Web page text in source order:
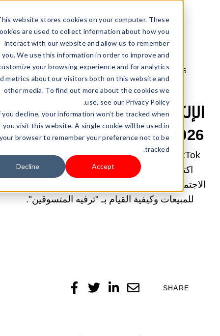
This website stores cookies on your computer. These
cookies are used to collect information about how you
interact with our website and allow us to remember
you. We use this information in order to improve and
customize your browsing experience and for analytics
and metrics about our visitors both on this website and
other media. To find out more about the cookies we
use, see our Privacy Policy.
If you decline, your information won’t be tracked when
you visit this website. A single cookie will be used in
your browser to remember your preference not to be
tracked.
Accept
Decline
03/02/2026 04:25:03 ص | ابدأ عملك الخاص
أفضل 14 منصة للتجارة
الاجتماعية في عام
(+ منشئو مواقع الويب)
TikTok، وIns، وFB، وPinterest، وReddit، وX...
اكتشف 14 خيارًا لمنصات التجارة الإلكترونية
للمبيعات وكيفية القيام بـ "ترفيه المتسوقين".
SHARE